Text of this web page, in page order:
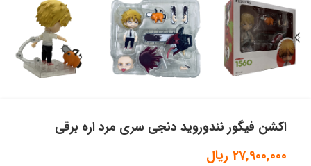
اکشن فیگور نندوروید دنجی سری مرد اره برقی
27,900,000 ریال